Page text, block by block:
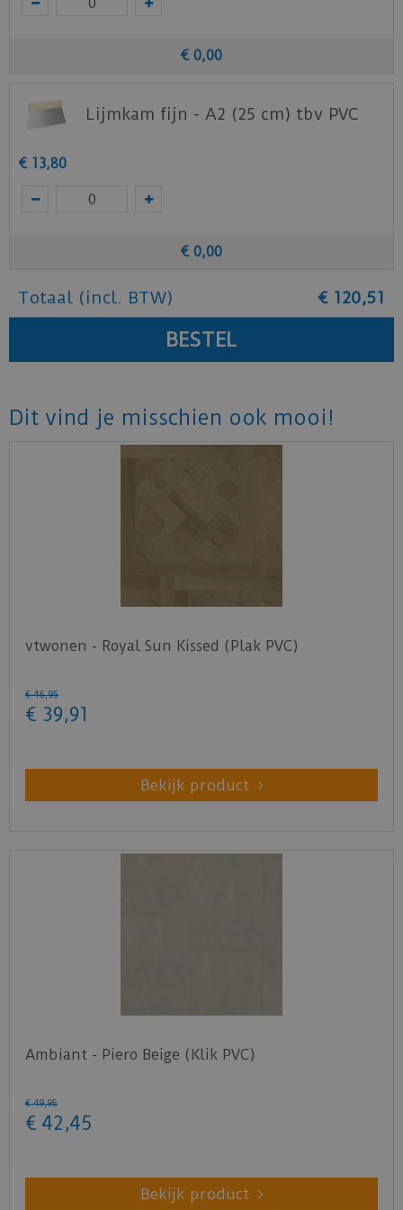
€ 0,00
Lijmkam fijn - A2 (25 cm) tbv PVC
€ 13,80
€ 0,00
Totaal (incl. BTW) € 120,51
Dit vind je misschien ook mooi!
vtwonen - Royal Sun Kissed (Plak PVC)
€ 46,95
€ 39,91
Bekijk product
Ambiant - Piero Beige (Klik PVC)
€ 49,95
€ 42 ,45
Bekijk product